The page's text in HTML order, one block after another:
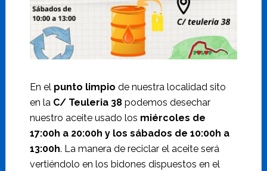
En el punto limpio de nuestra localidad sito
en la C/ Teuleria 38podemos desechar
nuestro aceite usado los miércoles de
17:00h a 20:00h y los sábados de 10:00h a
13:00h. La manera de reciclar el aceite será
vertiéndolo en los bidones dispuestos en el